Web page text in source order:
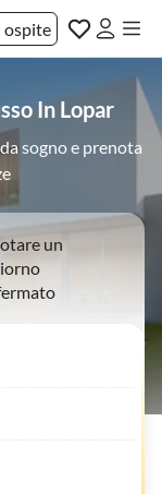
ospite
In Lopar
sogno e prenota
un